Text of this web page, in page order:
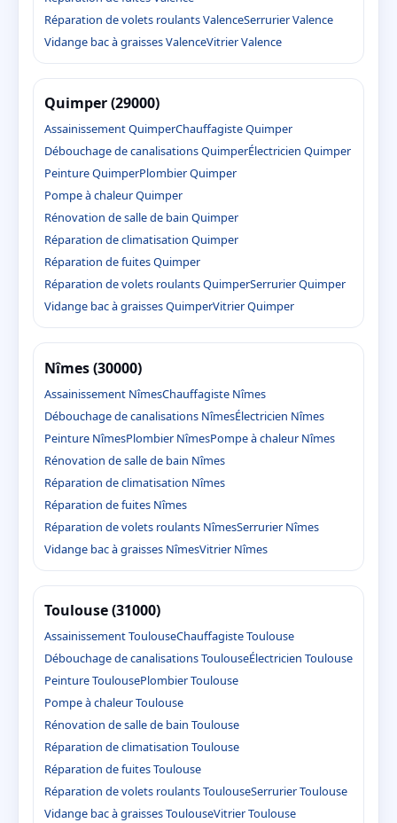
Réparation de volets roulants ValenceSerrurier Valence
Vidange bac à graisses ValenceVitrier Valence
Quimper (29000)
Assainissement QuimperChauffagiste Quimper
Débouchage de canalisations QuimperÉlectricien Quimper
Peinture QuimperPlombier Quimper
Pompe à chaleur Quimper
Rénovation de salle de bain Quimper
Réparation de climatisation Quimper
Réparation de fuites Quimper
Réparation de volets roulants QuimperSerrurier Quimper
Vidange bac à graisses QuimperVitrier Quimper
Nîmes (30000)
Assainissement NîmesChauffagiste Nîmes
Débouchage de canalisations NîmesÉlectricien Nîmes
Peinture NîmesPlombier NîmesPompe à chaleur Nîmes
Rénovation de salle de bain Nîmes
Réparation de climatisation Nîmes
Réparation de fuites Nîmes
Réparation de volets roulants NîmesSerrurier Nîmes
Vidange bac à graisses NîmesVitrier Nîmes
Toulouse (31000)
Assainissement ToulouseChauffagiste Toulouse
Débouchage de canalisations ToulouseÉlectricien Toulouse
Peinture ToulousePlombier Toulouse
Pompe à chaleur Toulouse
Rénovation de salle de bain Toulouse
Réparation de climatisation Toulouse
Réparation de fuites Toulouse
Réparation de volets roulants ToulouseSerrurier Toulouse
Vidange bac à graisses ToulouseVitrier Toulouse